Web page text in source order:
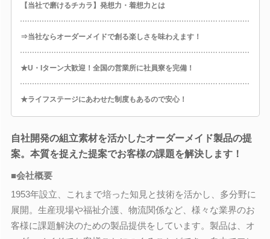
【当社で磨けるチカラ】発想力・着想力とは
⇒当社ならオーダーメイドで創る楽しさを味わえます！
★U・Iターン大歓迎！全国の営業所に社員寮を完備！
★ライフステージにあわせた制度もあるので安心！
自社開発の組立素材を活かしたオーダーメイド製品の提
案。本質を捉えた提案でお客様の課題を解決します！
■会社概要
1953年設立、これまで培った知見と技術を活かし、多分野に
展開。生産現場や福祉介護、物流関係など、様々な業界のお
客様に課題解決のための製品提供をしています。製品は、オ